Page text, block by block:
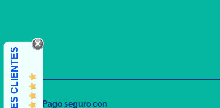
Pago seguro con